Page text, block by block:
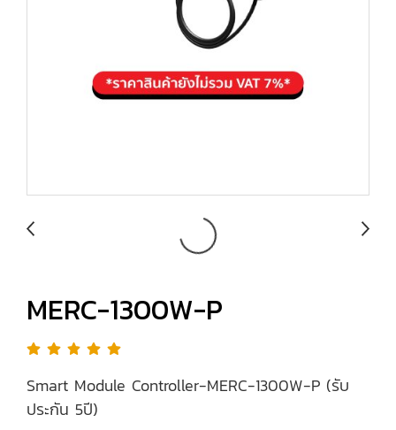
MERC-1300W-P
Smart Module Controller-MERC-1300W-P (รับ
ประกัน 5ปี)